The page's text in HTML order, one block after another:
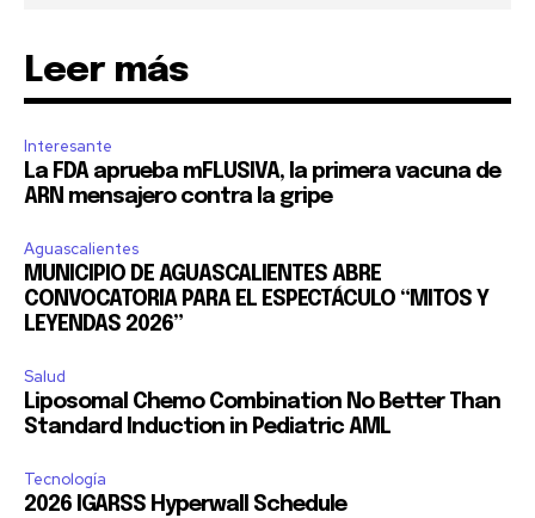
Leer más
Interesante
La FDA aprueba mFLUSIVA, la primera vacuna de
ARN mensajero contra la gripe
Aguascalientes
MUNICIPIO DE AGUASCALIENTES ABRE
CONVOCATORIA PARA EL ESPECTÁCULO “MITOS Y
LEYENDAS 2026”
Salud
Liposomal Chemo Combination No Better Than
Standard Induction in Pediatric AML
Tecnología
2026 IGARSS Hyperwall Schedule